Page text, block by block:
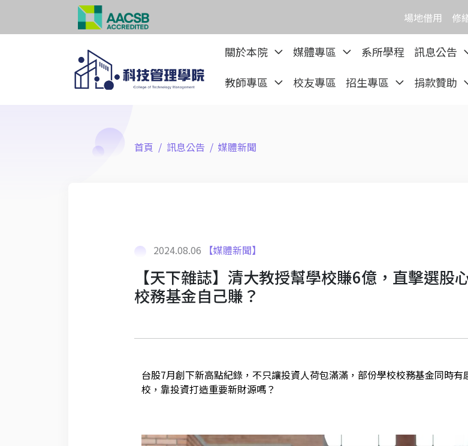
場地借用 修
關於本院 媒體專區 系所學程 訊息公告
教師專區
校友專區 招生專區 捐款贊助
首頁 訊息公告 媒體新聞
2024.08.06 【媒體新聞】
【天下雜誌】清大教授幫學校賺6億，直擊選股
校務基金自己賺？
台股7月創下新高點紀錄，不只讓投資人荷包滿滿，部份學校校務基金同時
校，靠投資打造重要新財源嗎？